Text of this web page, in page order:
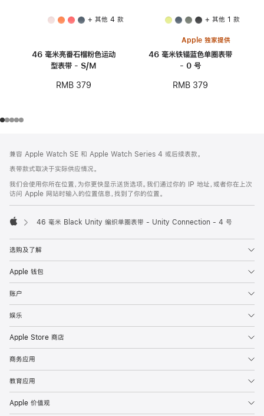
+ 其他 4 款
46 毫米亮番石榴粉色运动
型表带 - S/M
RMB 379
+ 其他 1 款
Apple 独家提供
46 毫米铁锚蓝色单圈表带
- 0 号
RMB 379
页
页
脚
注
兼容 Apple Watch SE 和 Apple Watch Series 4 或后续表款。
表带款式取决于实际供应情况。
我们会使用你所在位置，为你更快显示送货选项。我们通过你的 IP 地址，或者你在上次
访问 Apple 网站时输入的位置信息，找到了你的位置。
46 毫米 Black Unity 编织单圈表带 - Unity Connection - 4 号
选购及了解
Apple 钱包
账户
娱乐
Apple Store 商店
商务应用
教育应用
Apple 价值观